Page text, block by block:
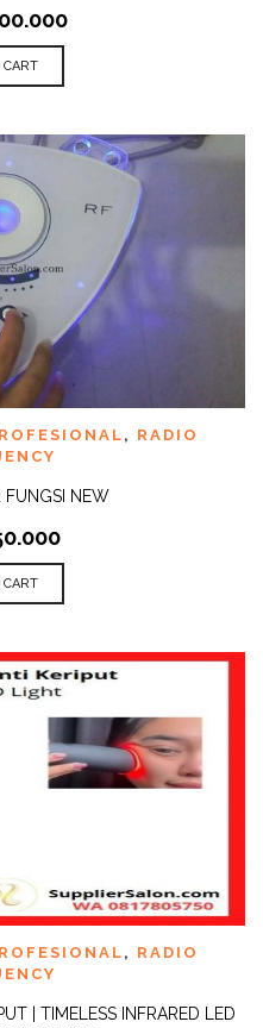
CART
, RADIO
FUNGSI NEW
CART
, RADIO
| TIMELESS INFRARED LED